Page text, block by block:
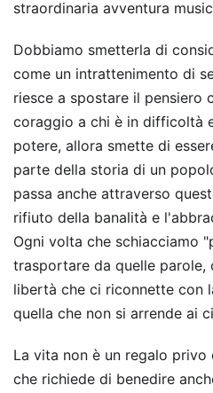
straordinaria avventura
Dobbiamo smetterla di
come un intrattenimento di
riesce a spostare il pensiero
coraggio a chi è in difficoltà
potere, allora smette di
parte della storia di un
passa anche attraverso
rifiuto della banalità e
Ogni volta che schiacciamo
trasportare da quelle parole,
libertà che ci riconnette con
quella che non si arrende ai
La vita non è un regalo
che richiede di benedire